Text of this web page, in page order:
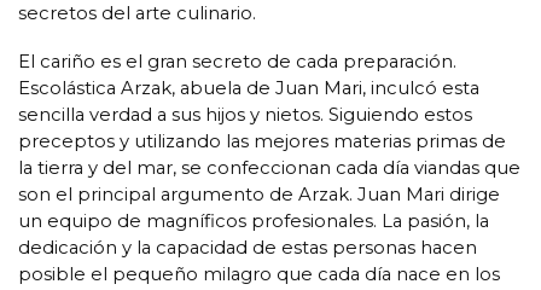
secretos del arte culinario.
El cariño es el gran secreto de cada preparación.
Escolástica Arzak, abuela de Juan Mari, inculcó esta
sencilla verdad a sus hijos y nietos. Siguiendo estos
preceptos y utilizando las mejores materias primas de
la tierra y del mar, se confeccionan cada día viandas que
son el principal argumento de Arzak. Juan Mari dirige
un equipo de magníficos profesionales. La pasión, la
dedicación y la capacidad de estas personas hacen
posible el pequeño milagro que cada día nace en los